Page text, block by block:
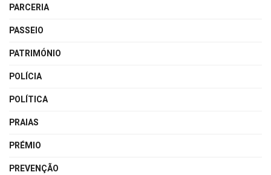
PARCERIA
PASSEIO
PATRIMÓNIO
POLÍCIA
POLÍTICA
PRAIAS
PRÉMIO
PREVENÇÃO